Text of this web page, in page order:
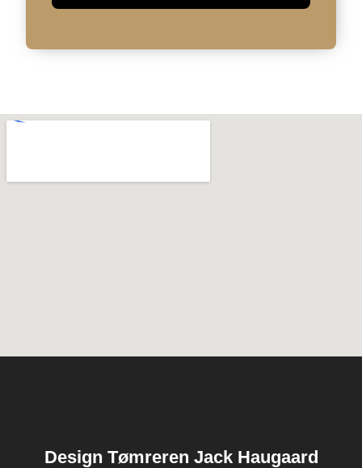
Design Tømreren Jack Haugaard